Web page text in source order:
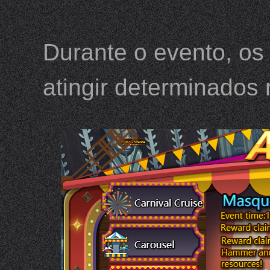
Durante o evento,
atingir determinados